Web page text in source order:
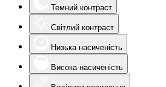
Темний контраст
Світлий контраст
Низька насиченість
Висока насиченість